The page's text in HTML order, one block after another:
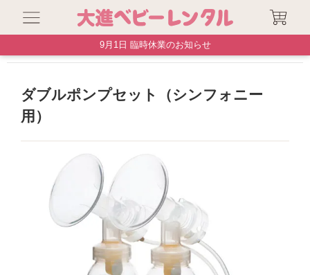
9月1日 臨時休業のお知らせ
ダブルポンプセット（シンフォニー用）
ダブルポンプセット（シンフォニー
用）